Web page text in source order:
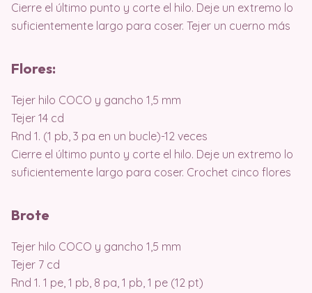
Cierre el último punto y corte el hilo. Deje un extremo lo
suficientemente largo para coser. Tejer un cuerno más
Flores:
Tejer hilo COCO y gancho 1,5 mm
Tejer 14 cd
Rnd 1. (1 pb, 3 pa en un bucle)-12 veces
Cierre el último punto y corte el hilo. Deje un extremo lo
suficientemente largo para coser. Crochet cinco flores
Brote
Tejer hilo COCO y gancho 1,5 mm
Tejer 7 cd
Rnd 1. 1 pe, 1 pb, 8 pa, 1 pb, 1 pe (12 pt)